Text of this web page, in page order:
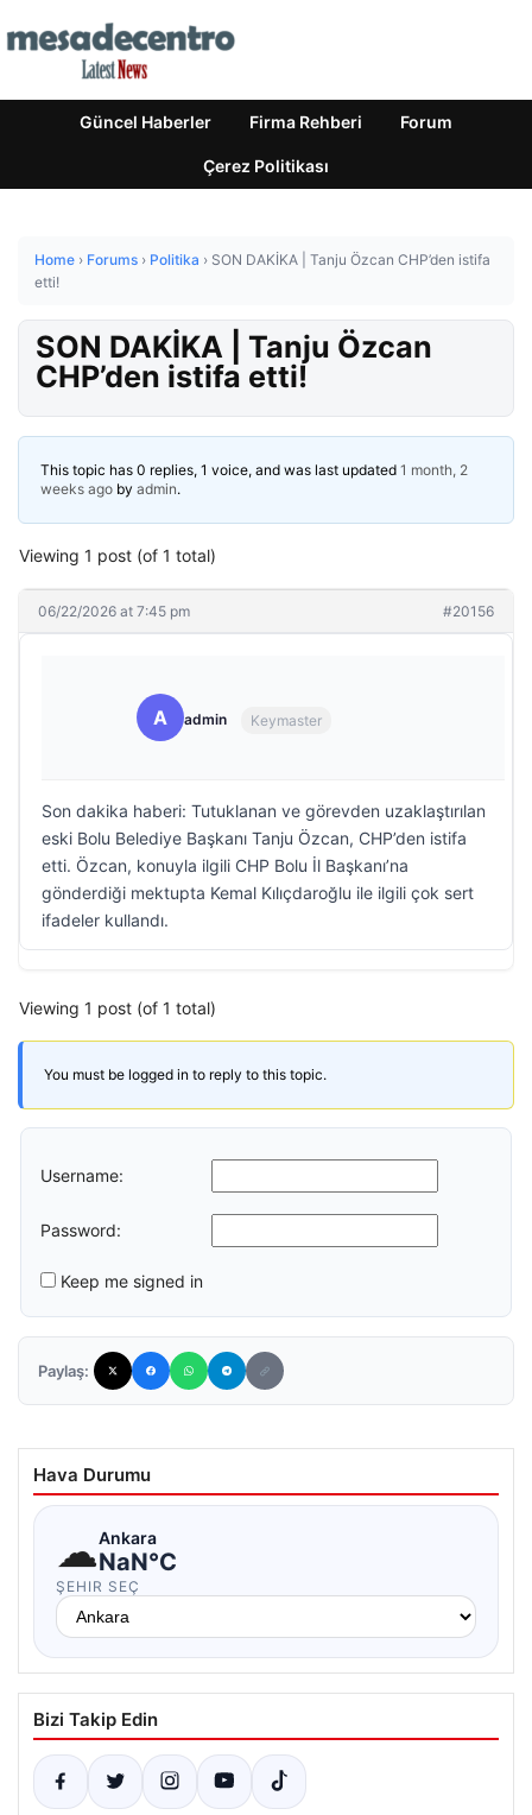
Güncel Haberler Firma Rehberi Forum
Çerez Politikası
Home › Forums › Politika › SON DAKİKA | Tanju Özcan CHP’den istifa
etti!
SON DAKİKA | Tanju Özcan
CHP’den istifa etti!
This topic has 0 replies, 1 voice, and was last updated 1 month, 2
weeks ago by admin.
Viewing 1 post (of 1 total)
06/22/2026 at 7:45 pm #20156
A admin Keymaster
Son dakika haberi: Tutuklanan ve görevden uzaklaştırılan
eski Bolu Belediye Başkanı Tanju Özcan, CHP’den istifa
etti. Özcan, konuyla ilgili CHP Bolu İl Başkanı’na
gönderdiği mektupta Kemal Kılıçdaroğlu ile ilgili çok sert
ifadeler kullandı.
Viewing 1 post (of 1 total)
You must be logged in to reply to this topic.
Username:
Password:
Keep me signed in
Paylaş:
Hava Durumu
☁Ankara
NaN°C
ŞEHIR SEÇ
Bizi Takip Edin